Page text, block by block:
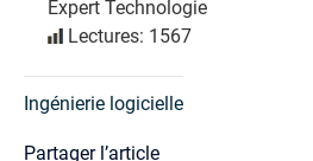
Expert Technologie
Lectures: 1567
Ingénierie logicielle
Partager l’article